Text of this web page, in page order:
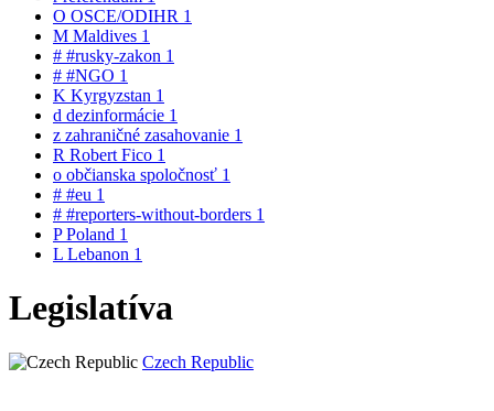
O OSCE/ODIHR 1
M Maldives 1
# #rusky-zakon 1
# #NGO 1
K Kyrgyzstan 1
d dezinformácie 1
z zahraničné zasahovanie 1
R Robert Fico 1
o občianska spoločnosť 1
# #eu 1
# #reporters-without-borders 1
PPoland 1
L Lebanon 1
Legislatíva
Czech Republic